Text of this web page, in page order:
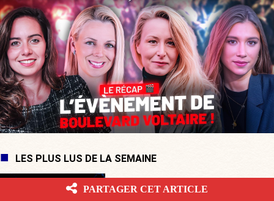
LES PLUS LUS DE LA SEMAINE
Cap-Ferret : Marion Cotillard, soutien
PARTAGER CET ARTICLE